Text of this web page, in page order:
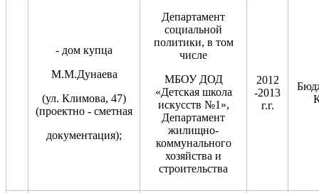
- дом купца
М.М.Дунаева
(ул. Климова, 47)
(проектно - сметная
документация);
Департамент
социальной
политики, в том
числе
МБОУ ДОД
«Детская школа
искусств №1»,
Департамент
жилищно-
коммунального
хозяйства и
строительства
2012
-2013
г.г.